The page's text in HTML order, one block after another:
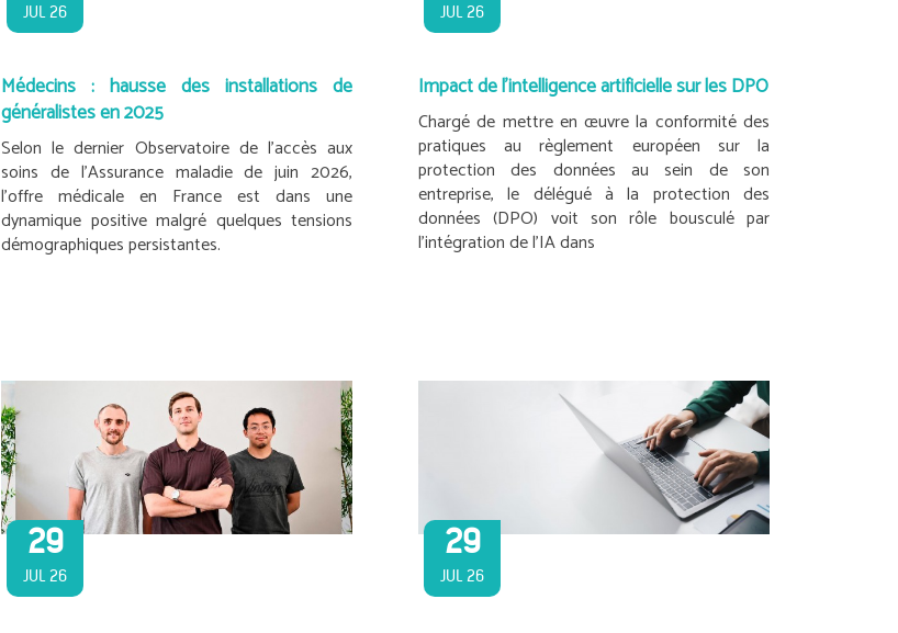
JUL 26
Médecins : hausse des installations de
généralistes en 2025
Selon le dernier Observatoire de l’accès aux
soins de l’Assurance maladie de juin 2026,
l’offre médicale en France est dans une
dynamique positive malgré quelques tensions
démographiques persistantes.
JUL 26
Impact de l’intelligence artificielle sur les DPO
Chargé de mettre en œuvre la conformité des
pratiques au règlement européen sur la
protection des données au sein de son
entreprise, le délégué à la protection des
données (DPO) voit son rôle bousculé par
l’intégration de l’IA dans
29
JUL 26
29
JUL 26